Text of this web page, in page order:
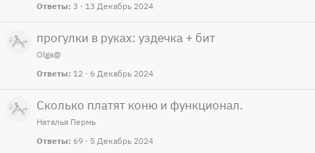
Ответы 3 13 Декабрь 2024
прогулки в руках: уздечка + бит
Olga@
Ответы 12 6 Декабрь 2024
Сколько платят коню и функционал.
Наталья Пермь
Ответы 69 5 Декабрь 2024